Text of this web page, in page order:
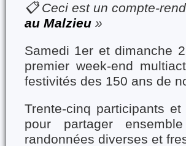
📋 Ceci est un compte-
au Malzieu »
Samedi 1er et dimanche
premier week-end
festivités des 150 ans de
Trente-cinq participants
pour partager
randonnées diverses et